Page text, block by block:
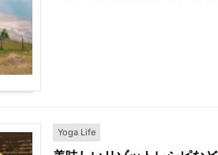
Yoga Life